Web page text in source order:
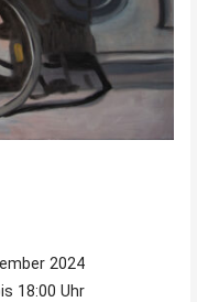
2024
18:00 Uhr